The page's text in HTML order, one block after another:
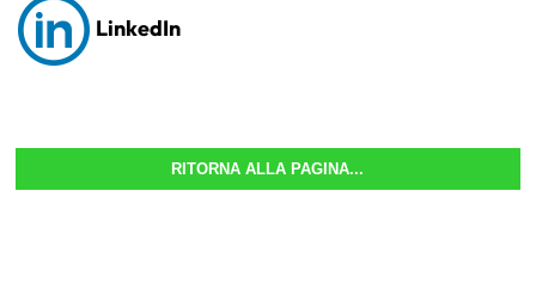
LinkedIn
RITORNA ALLA PAGINA...